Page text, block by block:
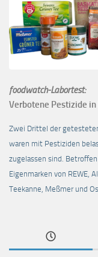
foodwatch-Labortest:
Verbotene Pestizide in
Zwei Drittel der
waren mit Pestiziden
zugelassen sind.
Eigenmarken von REWE,
Teekanne, Meßmer und